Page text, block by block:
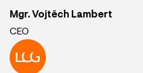
Mgr. Vojtěch Lambert
CEO